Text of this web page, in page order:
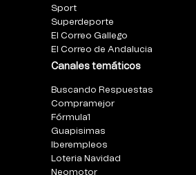
Sport
Superdeporte
El Correo Gallego
El Correo de Andalucia
Canales temáticos
Buscando Respuestas
Compramejor
Fórmula1
Guapisimas
Iberempleos
Loteria Navidad
Neomotor